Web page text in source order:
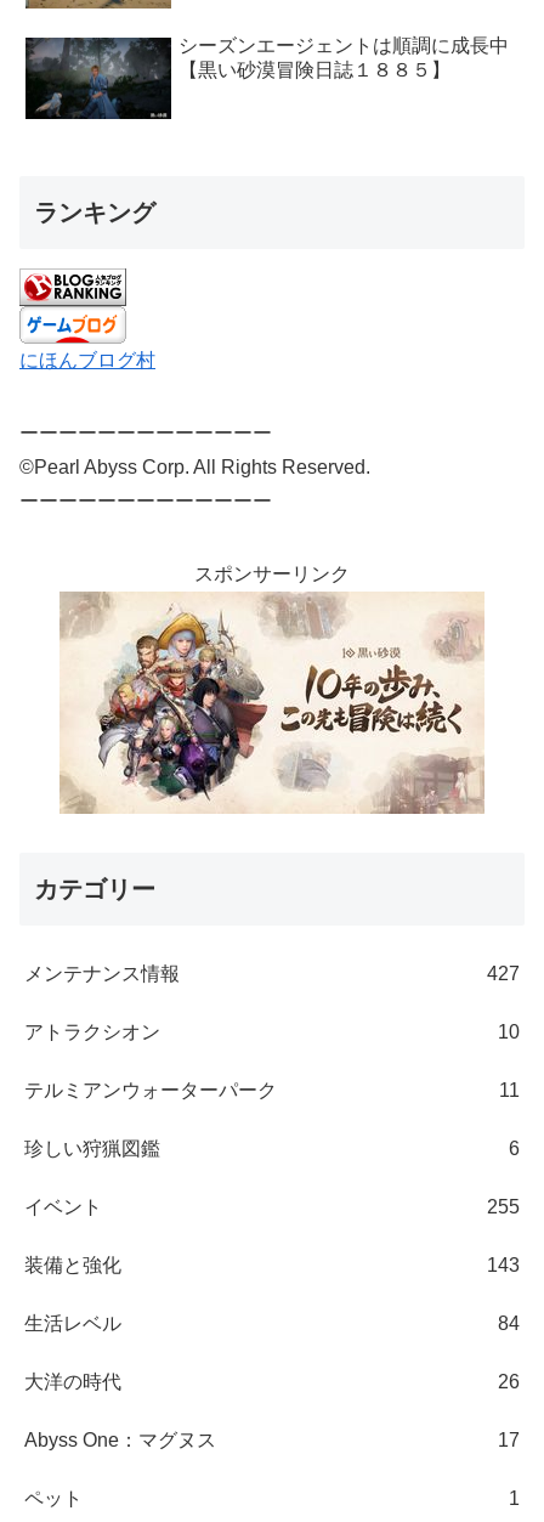
シーズンエージェントは順調に成長中
【黒い砂漠冒険日誌１８８５】
ランキング
にほんブログ村
ーーーーーーーーーーーーー
©Pearl Abyss Corp. All Rights Reserved.
ーーーーーーーーーーーーー
スポンサーリンク
カテゴリー
メンテナンス情報 427
アトラクシオン 10
テルミアンウォーターパーク 11
珍しい狩猟図鑑 6
イベント 255
装備と強化 143
生活レベル 84
大洋の時代 26
Abyss One：マグヌス 17
ペット 1